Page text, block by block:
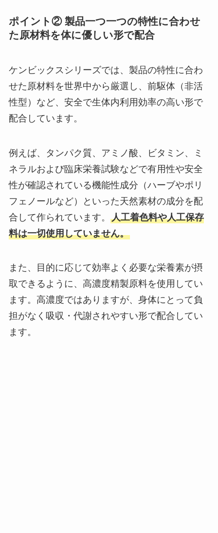
ポイント② 製品一つ一つの特性に合わせ
た原材料を体に優しい形で配合
ケンビックスシリーズでは、製品の特性に合わ
せた原材料を世界中から厳選し、前駆体（非活
性型）など、安全で生体内利用効率の高い形で
配合しています。
例えば、タンパク質、アミノ酸、ビタミン、ミ
ネラルおよび臨床栄養試験などで有用性や安全
性が確認されている機能性成分（ハーブやポリ
フェノールなど）といった天然素材の成分を配
合して作られています。 人工着色料や人工保存
料は一切使用していません。
また、目的に応じて効率よく必要な栄養素が摂
取できるように、高濃度精製原料を使用してい
ます。高濃度ではありますが、身体にとって負
担がなく吸収・代謝されやすい形で配合してい
ます。